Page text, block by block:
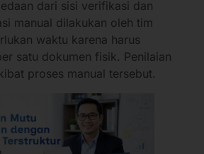
dari sisi verifikasi dan
manual dilakukan oleh tim
waktu karena harus
satu dokumen fisik. Penilaian
proses manual tersebut.